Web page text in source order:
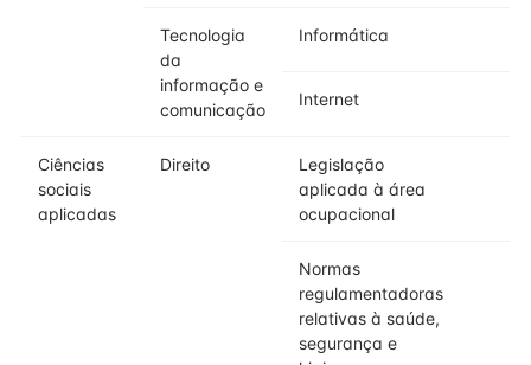
Tecnologia
da
informação e
comunicação
Informática
Internet
Ciências
sociais
aplicadas
Direito
Legislação
aplicada à área
ocupacional
Normas
regulamentadoras
relativas à saúde,
segurança e